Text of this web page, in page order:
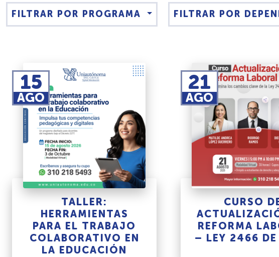
FILTRAR POR PROGRAMA FILTRAR POR
15
AGO
TALLER:
HERRAMIENTAS
PARA EL TRABAJO
COLABORATIVO EN
LA EDUCACIÓN
21
AGO
CURSO
REFORMA
– LEY 2466